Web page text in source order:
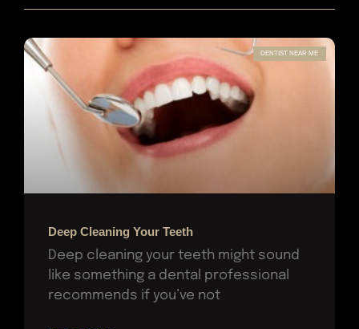
DENTIST NEAR ME
Deep Cleaning Your Teeth
Deep cleaning your teeth might sound
like something a dental professional
recommends if you’ve not